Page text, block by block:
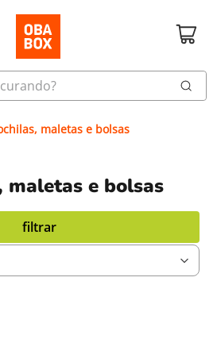
maletas e bolsas
maletas e bolsas
filtrar